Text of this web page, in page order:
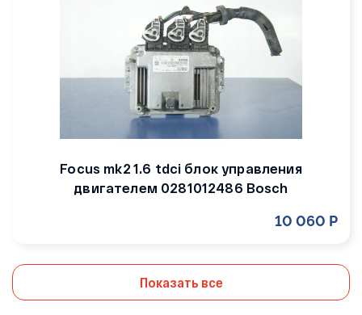
Focus mk2 1.6 tdci блок управления
двигателем 0281012486 Bosch
10 060 Р
Показать все